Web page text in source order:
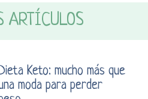
ARTÍCULOS
Keto: mucho más que
moda para perder